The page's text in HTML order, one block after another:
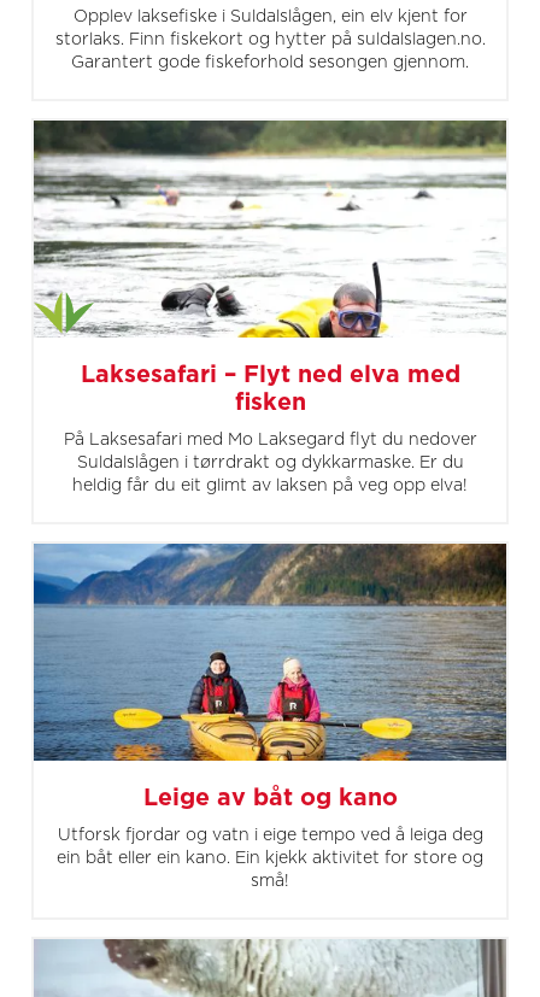
Opplev laksefiske i Suldalslågen, ein elv kjent for
storlaks. Finn fiskekort og hytter på suldalslagen.no.
Garantert gode fiskeforhold sesongen gjennom.
Laksesafari – Flyt ned elva med
fisken
På Laksesafari med Mo Laksegard flyt du nedover
Suldalslågen i tørrdrakt og dykkarmaske. Er du
heldig får du eit glimt av laksen på veg opp elva!
Leige av båt og kano
Utforsk fjordar og vatn i eige tempo ved å leiga deg
ein båt eller ein kano. Ein kjekk aktivitet for store og
små!